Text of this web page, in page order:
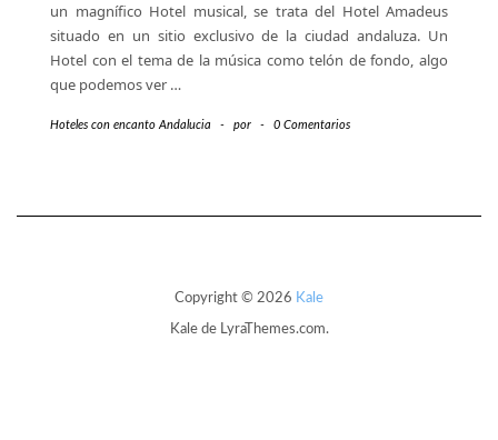
un magnífico Hotel musical, se trata del Hotel Amadeus
situado en un sitio exclusivo de la ciudad andaluza. Un
Hotel con el tema de la música como telón de fondo, algo
que podemos ver …
Hoteles con encanto Andalucia - por - 0 Comentarios
Copyright © 2026 Kale
Kalede LyraThemes.com.